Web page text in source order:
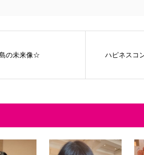
の未来像☆ ハピネスコ